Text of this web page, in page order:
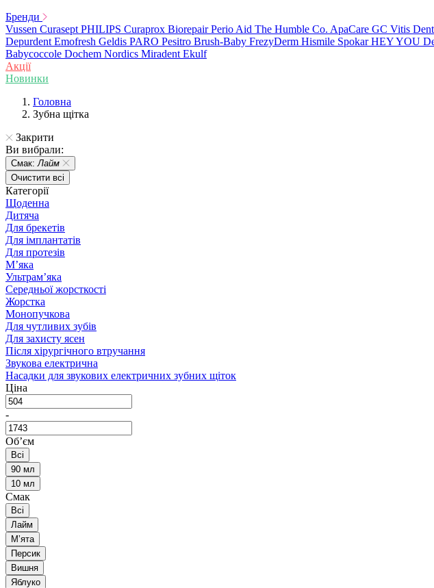
Бренди
Vussen Curasept PHILIPS Curaprox Biorepair Perio Aid The Humble Co. ApaCare GC Vitis
Depurdent Emofresh Geldis PARO Pesitro Brush-Baby FrezyDerm Hismile Spokar HEY YOU
Babycoccole Dochem Nordics Miradent Ekulf
Акції
Новинки
Головна
Зубна щітка
Закрити
Ви вибрали:
Смак:Лайм
Очистити всі
Категорії
Щоденна
Дитяча
Для брекетів
Для імплантатів
Для протезів
Мʼяка
Ультрамʼяка
Середньої жорсткості
Жорстка
Монопучкова
Для чутливих зубів
Для захисту ясен
Після хірургічного втручання
Звукова електрична
Насадки для звукових електричних зубних щіток
Ціна
-
Обʼєм
Всі
90 мл
10 мл
Смак
Всі
Лайм
Мʼята
Персик
Вишня
Яблуко